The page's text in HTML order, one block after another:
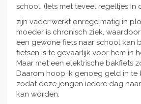
school. (Iets met teveel regeltjes in
zijn vader werkt onregelmatig in
moeder is chronisch ziek,
een gewone fiets naar school kan
fietsen is te gevaarlijk voor hem in
Maar met een elektrische bakfiets
Daarom hoop ik genoeg geld in te
zodat deze jongen iedere dag
kan worden.